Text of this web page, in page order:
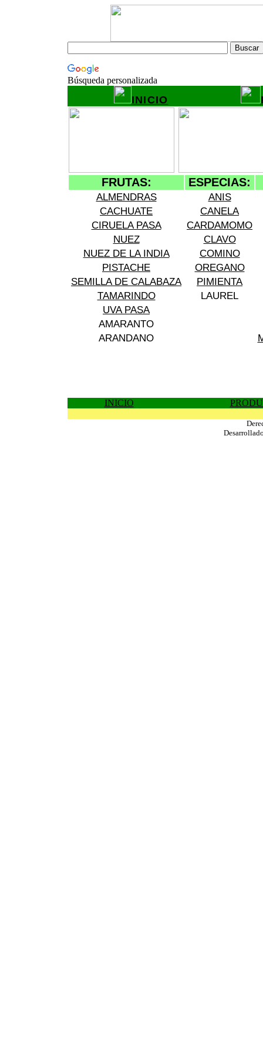
Búsqueda personalizada
INICIO
FRUTAS: ESPECIAS:
ALMENDRAS
ANIS
CACHUATE
CANELA
CIRUELA PASA
CARDAMOMO
NUEZ
CLAVO
NUEZ DE LA INDIA
COMINO
PISTACHE
OREGANO
SEMILLA DE CALABAZA
PIMIENTA
TAMARINDO
LAUREL
UVA PASA
AMARANTO
ARANDANO
INICIO